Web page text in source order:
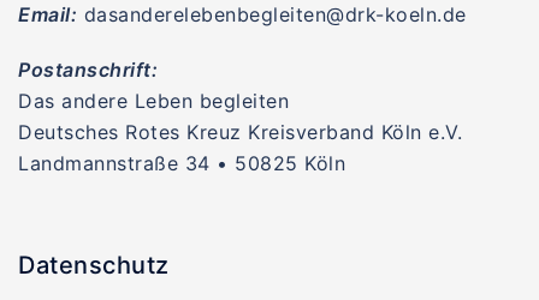
Email: dasanderelebenbegleiten@drk-koeln.de
Postanschrift:
Das andere Leben begleiten
Deutsches Rotes Kreuz Kreisverband Köln e.V.
Landmannstraße 34 • 50825 Köln
Datenschutz